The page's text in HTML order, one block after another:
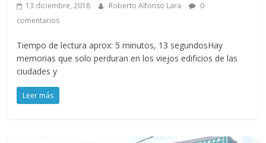
13 diciembre, 2018 Roberto Alfonso Lara
0
comentarios
Tiempo de lectura aprox: 5 minutos, 13 segundosHay
memorias que solo perduran en los viejos edificios de las
ciudades y
Leer más